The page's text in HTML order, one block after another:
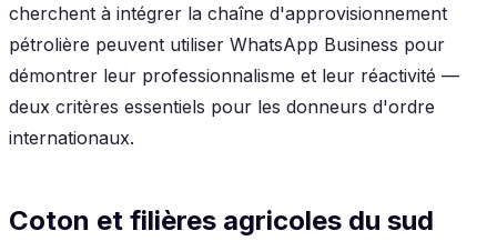
cherchent à intégrer la chaîne d'approvisionnement
pétrolière peuvent utiliser WhatsApp Business pour
démontrer leur professionnalisme et leur réactivité —
deux critères essentiels pour les donneurs d'ordre
internationaux.
Coton et filières agricoles du sud